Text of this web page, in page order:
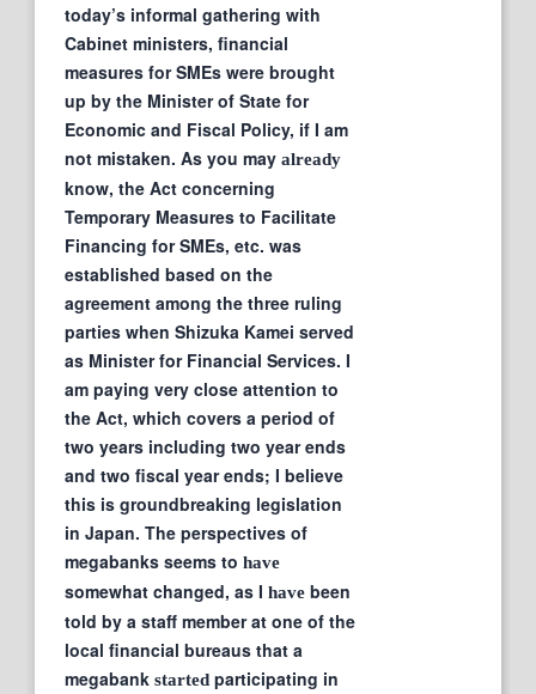
today’s informal gathering with
Cabinet ministers, financial
measures for SMEs were brought
up by the Minister of State for
Economic and Fiscal Policy, if I am
not mistaken. As you may already
know, the Act concerning
Temporary Measures to Facilitate
Financing for SMEs, etc. was
established based on the
agreement among the three ruling
parties when Shizuka Kamei served
as Minister for Financial Services. I
am paying very close attention to
the Act, which covers a period of
two years including two year ends
and two fiscal year ends; I believe
this is groundbreaking legislation
in Japan. The perspectives of
megabanks seems to have
somewhat changed, as I have been
told by a staff member at one of the
local financial bureaus that a
megabank started participating in